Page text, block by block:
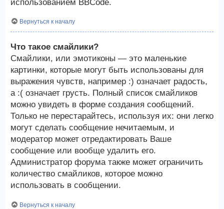
использованием BBCode.
Вернуться к началу
Что такое смайлики?
Смайлики, или эмотиконы — это маленькие
картинки, которые могут быть использованы для
выражения чувств, например :) означает радость,
а :( означает грусть. Полный список смайликов
можно увидеть в форме создания сообщений.
Только не перестарайтесь, используя их: они легко
могут сделать сообщение нечитаемым, и
модератор может отредактировать Ваше
сообщение или вообще удалить его.
Администратор форума также может ограничить
количество смайликов, которое можно
использовать в сообщении.
Вернуться к началу